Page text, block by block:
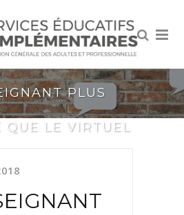
PLUS
QUE LE VIRTUEL